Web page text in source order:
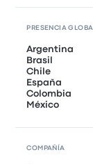
PRESENCIA
Argentina
Brasil
Chile
España
Colombia
México
COMPAÑÍA